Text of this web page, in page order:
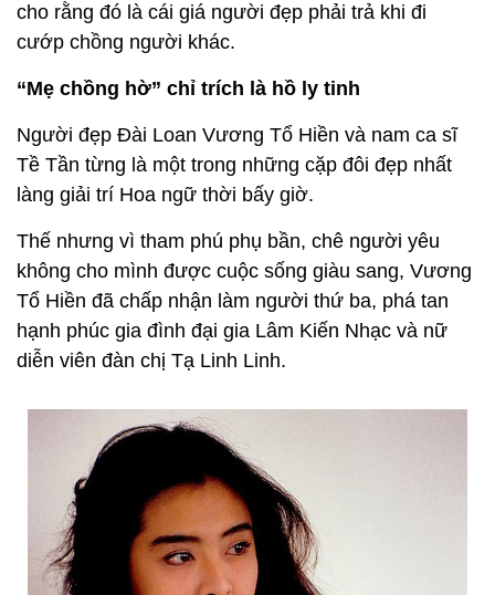
cho rằng đó là cái giá người đẹp phải trả khi đi
cướp chồng người khác.
“Mẹ chồng hờ” chỉ trích là hồ ly tinh
Người đẹp Đài Loan Vương Tổ Hiền và nam ca sĩ
Tề Tần từng là một trong những cặp đôi đẹp nhất
làng giải trí Hoa ngữ thời bấy giờ.
Thế nhưng vì tham phú phụ bần, chê người yêu
không cho mình được cuộc sống giàu sang, Vương
Tổ Hiền đã chấp nhận làm người thứ ba, phá tan
hạnh phúc gia đình đại gia Lâm Kiến Nhạc và nữ
diễn viên đàn chị Tạ Linh Linh.